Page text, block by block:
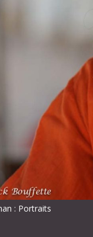
: Portraits